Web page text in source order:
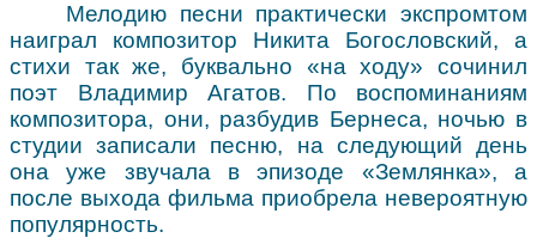
Мелодию песни практически экспромтом
наиграл композитор Никита Богословский, а
стихи так же, буквально «на ходу» сочинил
поэт Владимир Агатов. По воспоминаниям
композитора, они, разбудив Бернеса, ночью в
студии записали песню, на следующий день
она уже звучала в эпизоде «Землянка», а
после выхода фильма приобрела невероятную
популярность.